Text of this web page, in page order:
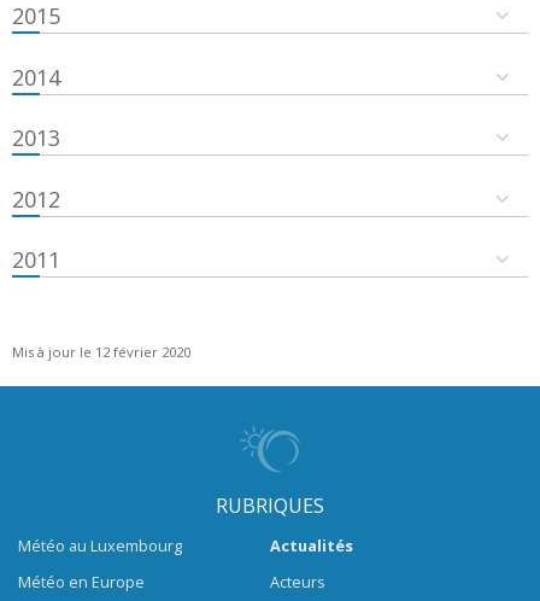
2015
2014
2013
2012
2011
Mis à jour le 12 février 2020
RUBRIQUES
Météo au Luxembourg
Météo en Europe
Actualités
Acteurs